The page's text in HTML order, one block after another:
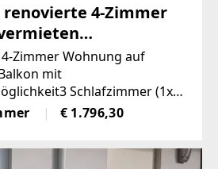
4-Zimmer
Zimmer Wohnung auf
mit
Schlafzimmer (1x
& Wohnbereich (Küche mit
€ 1.796,30